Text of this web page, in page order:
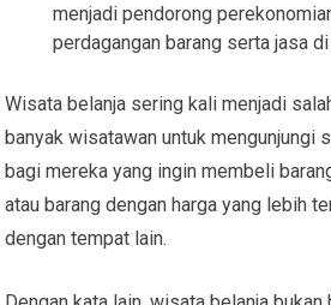
menjadi pendorong
perdagangan barang serta jasa
Wisata belanja sering kali menjadi
banyak wisatawan untuk mengunjungi
bagi mereka yang ingin membeli
atau barang dengan harga yang lebih
dengan tempat lain.